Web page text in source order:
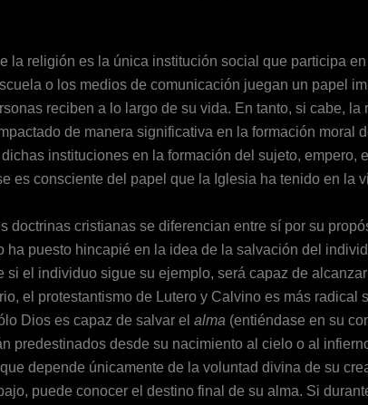
la religión es la única institución social que participa
o los medios de comunicación juegan un papel
reciben a lo largo de su vida. En tanto, si cabe, la
de manera significativa en la formación moral
instituciones en la formación del sujeto, empero,
es consciente del papel que la Iglesia ha tenido en la
doctrinas cristianas se diferencian entre sí por su
ha puesto hincapié en la idea de la salvación del
si el individuo sigue su ejemplo, será capaz de
el protestantismo de Lutero y Calvino es más radical
Dios es capaz de salvar el alma (entiéndase en su
predestinados desde su nacimiento al cielo o al
depende únicamente de la voluntad divina de su
puede conocer el destino final de su alma. Si